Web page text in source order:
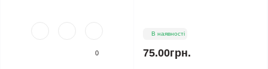
0
В наявності
75.00грн.